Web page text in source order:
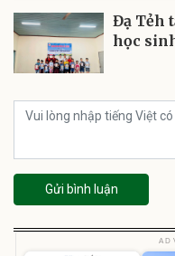
Đạ Tẻh
học
Gửi bình luận